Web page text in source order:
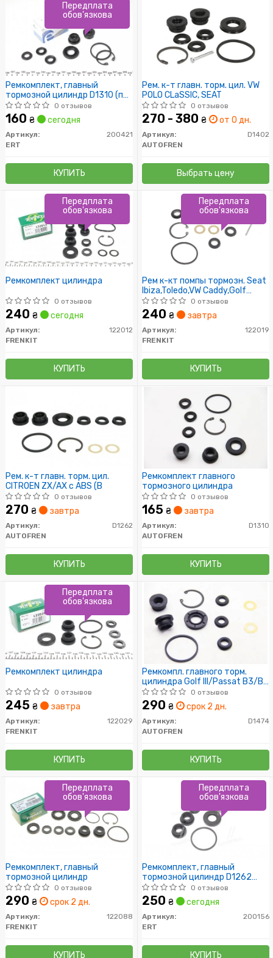
Ремкомплект, главный
тормозной цилиндр D1310 (пр-
во ERT)
0 отзывов
160 ₴ сегодня
Артикул:
200421
ERT
КУПИТЬ
Передплата
обов'язкова
Рем. к-т главн. торм. цил. VW
POLO CLаSSIC, SEAT
0 отзывов
270 - 380 ₴ от 0 дн.
Артикул:
D1402
AUTOFREN
Выбрать цену
Ремкомплект цилиндра
0 отзывов
240 ₴ сегодня
Артикул:
122012
FRENKIT
КУПИТЬ
Передплата
обов'язкова
Рем к-кт помпы тормозн. Seat
Ibiza,Toledo,VW Caddy,Golf
III,T4,Vento (ATE 22,2mm)
0 отзывов
240 ₴ завтра
Артикул:
122019
FRENKIT
КУПИТЬ
Передплата
обов'язкова
Рем. к-т главн. торм. цил.
CITROEN ZX/AX с ABS (B
0 отзывов
270 ₴ завтра
Артикул:
D1262
AUTOFREN
КУПИТЬ
Ремкомплект главного
тормозного цилиндра
0 отзывов
165 ₴ завтра
Артикул:
D1310
AUTOFREN
КУПИТЬ
Ремкомплект цилиндра
0 отзывов
245 ₴ завтра
Артикул:
122029
FRENKIT
КУПИТЬ
Передплата
обов'язкова
Ремкомпл. главного торм.
цилиндра Golf III/Passat B3/B4
20,6mm
0 отзывов
290 ₴ срок 2 дн.
Артикул:
D1474
AUTOFREN
КУПИТЬ
Ремкомплект, главный
тормозной цилиндр
0 отзывов
290 ₴ срок 2 дн.
Артикул:
122088
FRENKIT
КУПИТЬ
Передплата
обов'язкова
Ремкомплект, главный
тормозной цилиндр D1262
(пр-во ERT)
0 отзывов
250 ₴ сегодня
Артикул:
200156
ERT
КУПИТЬ
Передплата
обов'язкова